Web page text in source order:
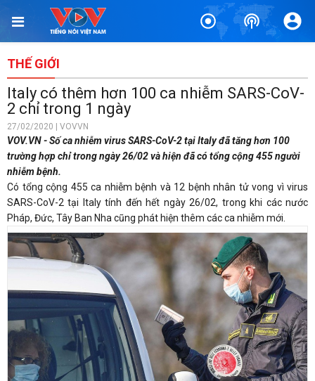
THẾ GIỚI
Italy có thêm hơn 100 ca nhiễm SARS-CoV-
2 chỉ trong 1 ngày
27/02/2020 | VOVVN
VOV.VN - Số ca nhiễm virus SARS-CoV-2 tại Italy đã tăng hơn 100
trường hợp chỉ trong ngày 26/02 và hiện đã có tổng cộng 455 người
nhiễm bệnh.
Có tổng cộng 455 ca nhiễm bệnh và 12 bệnh nhân tử vong vì virus
SARS-CoV-2 tại Italy tính đến hết ngày 26/02, trong khi các nước
Pháp, Đức, Tây Ban Nha cũng phát hiện thêm các ca nhiễm mới.